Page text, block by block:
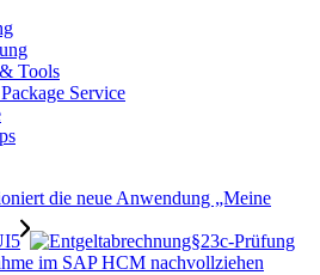
Tools
Service
die neue Anwendung „Meine
§23c-Prüfung
im SAP HCM nachvollziehen